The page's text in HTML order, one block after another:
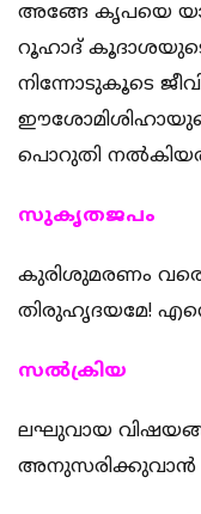
അങ്ങേ കൃപയെ
റൂഹാദ്
നിന്നോടുകൂടെ
പൊറുതി
സുകൃതജപം
കുരിശുമരണം
തിരുഹൃദയമേ!
സൽക്രിയ
ലഘുവായ
അനുസരിക്കുവാൻ